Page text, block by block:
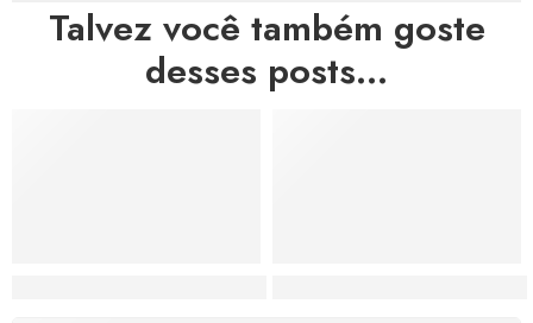
Talvez você também goste
desses posts...